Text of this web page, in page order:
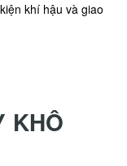
khí hậu và giao
KHÔ